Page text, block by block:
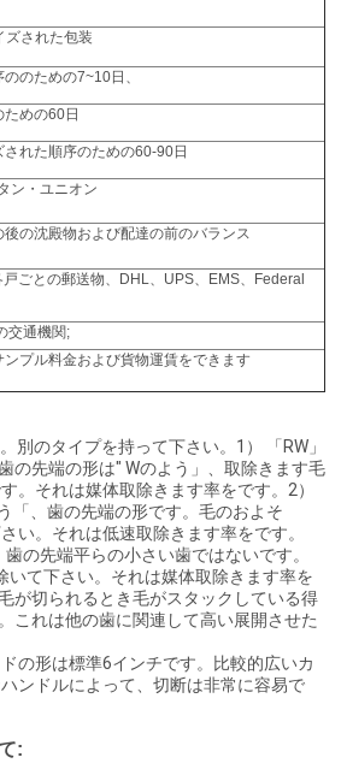
ズされた包装
のための7~10日、
めの60日
された順序のための60-90日
ン・ユニオン
後の沈殿物および配達の前のバランス
ごとの郵送物、DHL、UPS、EMS、Federal
交通機関;
ンプル料金および貨物運賃をできます
別のタイプを持って下さい。1） 「RW」
の先端の形は" Wのよう」、取除きます毛
。それは媒体取除きます率をです。2）
「、歯の先端の形です。毛のおよそ
い。それは低速取除きます率をです。
の先端平らの小さい歯ではないです。
いて下さい。それは媒体取除きます率を
が切られるとき毛がスタックしている得
これは他の歯に関連して高い展開させた
の形は標準6インチです。比較的広いカ
ンドルによって、切断は非常に容易で
: